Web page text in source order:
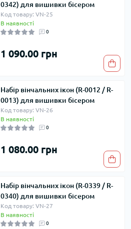
0342) для вишивки бісером
Код товару: VN-25
В наявності
0
1 090.00 грн
Набір вінчальних ікон (R-0012 / R-
0013) для вишивки бісером
Код товару: VN-26
В наявності
0
1 080.00 грн
Набір вінчальних ікон (R-0339 / R-
0340) для вишивки бісером
Код товару: VN-27
В наявності
0